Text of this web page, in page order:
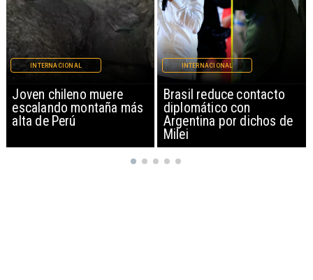
Brasil reduce contacto
diplomático con
Argentina por dichos de
INTERNACIONAL
China restringe
exportación de drones a
EEUU y sanciona
empresas
INTERNACIONAL